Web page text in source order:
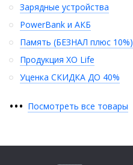
Зарядные устройства
PowerBank и АКБ
Память (БЕЗНАЛ плюс 10%)
Продукция XO Life
Уценка СКИДКА ДО 40%
••• Посмотреть все товары